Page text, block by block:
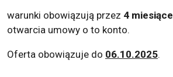
warunki obowiązują przez 4 miesiące
otwarcia umowy o to konto.
Oferta obowiązuje do 06.10.2025.